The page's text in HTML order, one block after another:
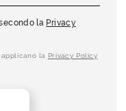
la Privacy
la Privacy Policy